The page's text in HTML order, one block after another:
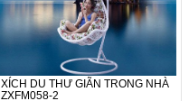
XÍCH DU THƯ GIÃN TRONG NHÀ
ZXFM058-2